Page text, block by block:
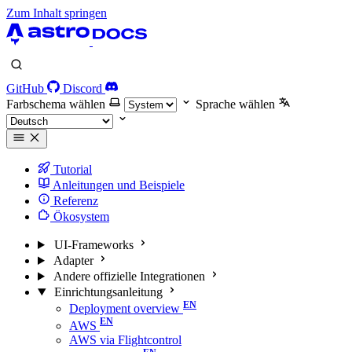
Zum Inhalt springen
GitHub
Discord
Farbschema wählen
Sprache wählen
Tutorial
Anleitungen und Beispiele
Referenz
Ökosystem
UI-Frameworks
Adapter
Andere offizielle Integrationen
Einrichtungsanleitung
Deployment overview
AWS
AWS via Flightcontrol